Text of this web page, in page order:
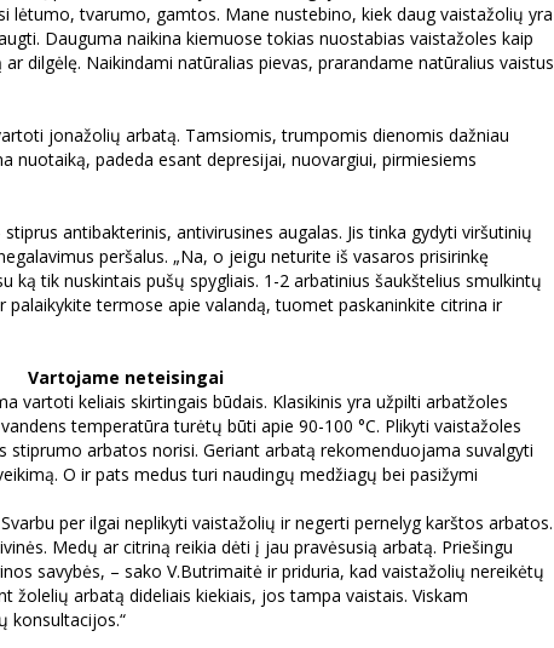
lėtumo, tvarumo, gamtos. Mane nustebino, kiek daug vaistažolių yra
Dauguma naikina kiemuose tokias nuostabias vaistažoles kaip
dilgėlę. Naikindami natūralias pievas, prarandame natūralius vaistus
jonažolių arbatą. Tamsiomis, trumpomis dienomis dažniau
nuotaiką, padeda esant depresijai, nuovargiui, pirmiesiems
antibakterinis, antivirusines augalas. Jis tinka gydyti viršutinių
peršalus. „Na, o jeigu neturite iš vasaros prisirinkę
ką tik nuskintais pušų spygliais. 1-2 arbatinius šaukštelius smulkintų
palaikykite termose apie valandą, tuomet paskaninkite citrina ir
Vartojame neteisingai
vartoti keliais skirtingais būdais. Klasikinis yra užpilti arbatžoles
temperatūra turėtų būti apie 90-100 °C. Plikyti vaistažoles
arbatos norisi. Geriant arbatą rekomenduojama suvalgyti
O ir pats medus turi naudingų medžiagų bei pasižymi
per ilgai neplikyti vaistažolių ir negerti pernelyg karštos arbatos.
Medų ar citriną reikia dėti į jau pravėsusią arbatą. Priešingu
savybės, – sako V.Butrimaitė ir priduria, kad vaistažolių nereikėtų
žolelių arbatą dideliais kiekiais, jos tampa vaistais. Viskam
konsultacijos.“